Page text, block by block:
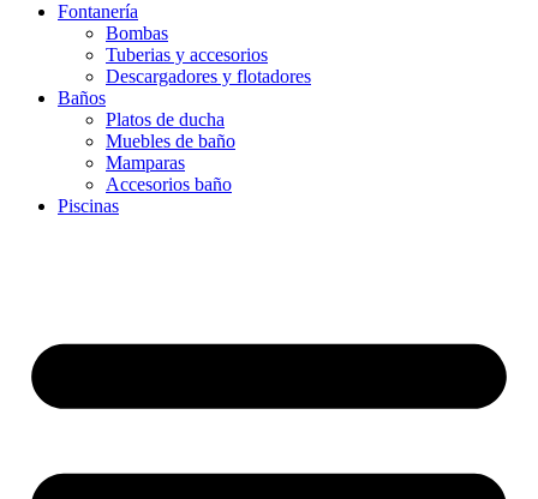
Fontanería
Bombas
Tuberias y accesorios
Descargadores y flotadores
Baños
Platos de ducha
Muebles de baño
Mamparas
Accesorios baño
Piscinas